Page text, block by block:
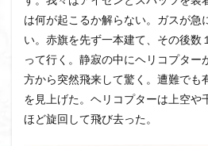
は何が起こるか解らない。ガスが急
い。赤旗を先ず一本建て、その後数
って行く。静寂の中にヘリコプター
方から突然飛来して驚く。遭難でも
を見上げた。ヘリコプターは上空や
ほど旋回して飛び去った。